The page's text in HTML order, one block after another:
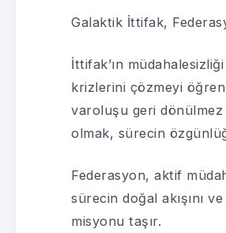
Galaktik İttifak,
İttifak’ın
krizlerini çözmeyi
varoluşu geri dönülmez
olmak, sürecin
Federasyon, aktif
sürecin doğal akışını
misyonu taşır.